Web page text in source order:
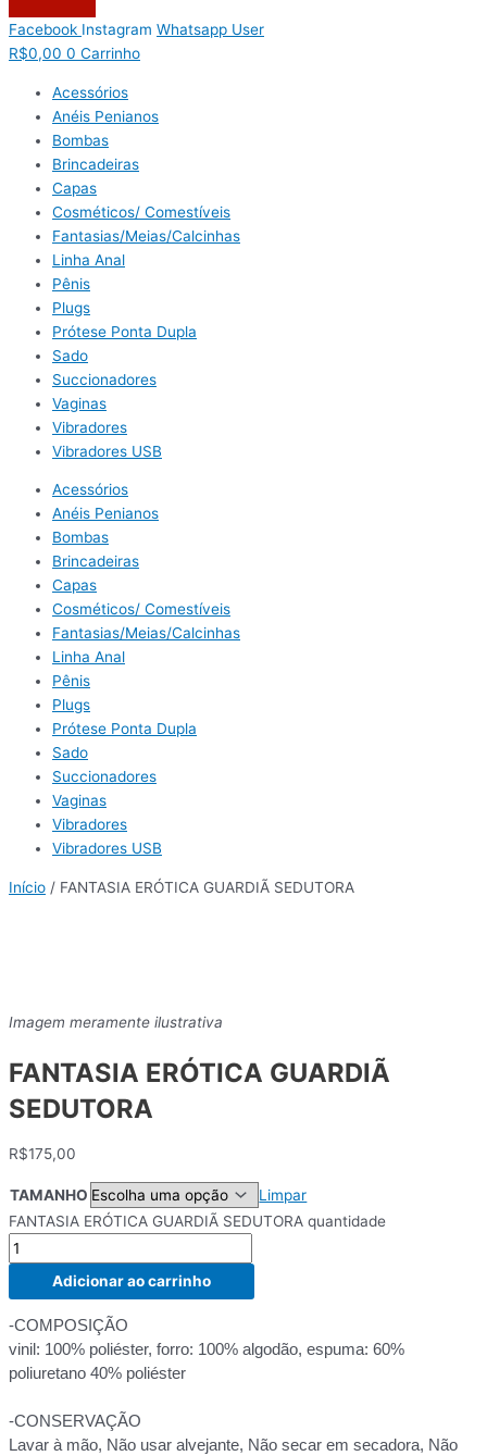
Facebook Instagram Whatsapp User
R$0,00 0 Carrinho
Acessórios
Anéis Penianos
Bombas
Brincadeiras
Capas
Cosméticos/ Comestíveis
Fantasias/Meias/Calcinhas
Linha Anal
Pênis
Plugs
Prótese Ponta Dupla
Sado
Succionadores
Vaginas
Vibradores
Vibradores USB
Acessórios
Anéis Penianos
Bombas
Brincadeiras
Capas
Cosméticos/ Comestíveis
Fantasias/Meias/Calcinhas
Linha Anal
Pênis
Plugs
Prótese Ponta Dupla
Sado
Succionadores
Vaginas
Vibradores
Vibradores USB
Início / FANTASIA ERÓTICA GUARDIÃ SEDUTORA
Imagem meramente ilustrativa
FANTASIA ERÓTICA GUARDIÃ
SEDUTORA
R$175,00
TAMANHO
Limpar
FANTASIA ERÓTICA GUARDIÃ SEDUTORA quantidade
Adicionar ao carrinho
-COMPOSIÇÃO
vinil: 100% poliéster, forro: 100% algodão, espuma: 60%
poliuretano 40% poliéster
-CONSERVAÇÃO
Lavar à mão, Não usar alvejante, Não secar em secadora, Não